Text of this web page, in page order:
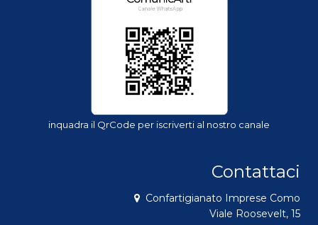
inquadra il QrCode per iscriverti al nostro canale
Contattaci
Confartigianato Imprese Como
Viale Roosevelt, 15